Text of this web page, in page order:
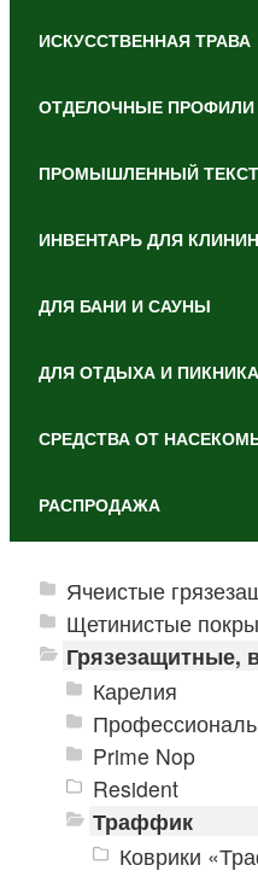
ИСКУССТВЕННАЯ ТРАВА
ОТДЕЛОЧНЫЕ ПРОФИЛИ
ПРОМЫШЛЕННЫЙ
ИНВЕНТАРЬ ДЛЯ
ДЛЯ БАНИ И САУНЫ
ДЛЯ ОТДЫХА И ПИКНИКА
СРЕДСТВА ОТ
РАСПРОДАЖА
Ячеистые
Щетинистые
Грязезащитные,
Карелия
Prime Nop
Resident
Траффик
Коврики